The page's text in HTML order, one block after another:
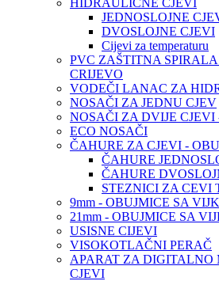
HIDRAULIČNE CJEVI
JEDNOSLOJNE
DVOSLOJNE CJEVI
Cijevi za temperaturu
PVC ZAŠTITNA
CRIJEVO
VODEČI LANAC ZA
NOSAČI ZA JEDNU CJEV
NOSAČI ZA DVIJE CJEVI
ECO NOSAČI
ČAHURE ZA CJEVI -
ČAHURE
ČAHURE
STEZNICI ZA CEVI
9mm - OBUJMICE SA
21mm - OBUJMICE SA
USISNE CIJEVI
VISOKOTLAČNI PERAČ
APARAT ZA DIGITALNO
CJEVI